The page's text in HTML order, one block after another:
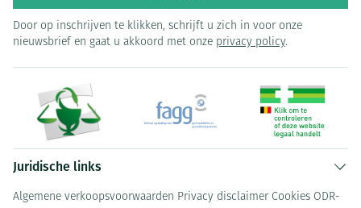
Door op inschrijven te klikken, schrijft u zich in voor onze
nieuwsbrief en gaat u akkoord met onze privacy policy.
Juridische links
Algemene verkoopsvoorwaarden Privacy disclaimer Cookies ODR-